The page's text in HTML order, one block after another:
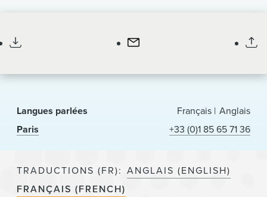
Langues parlées Français Anglais
Paris
+33 (0)1 85 65 71 36
TRADUCTIONS (FR)
ANGLAIS (ENGLISH)
FRANÇAIS (FRENCH)